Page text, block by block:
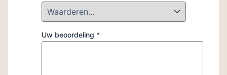
Uw beoordeling *